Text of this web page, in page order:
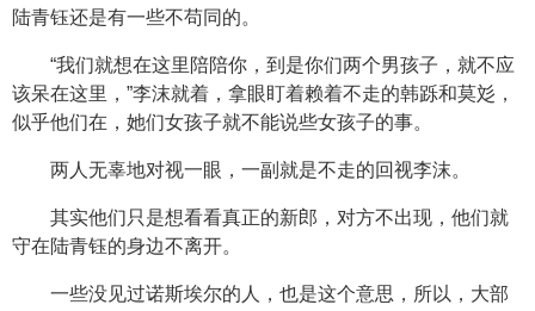
陆青钰还是有一些不苟同的。
“我们就想在这里陪陪你，到是你们两个男孩子，就不应
该呆在这里，”李沫就着，拿眼盯着赖着不走的韩跞和莫彣，
似乎他们在，她们女孩子就不能说些女孩子的事。
两人无辜地对视一眼，一副就是不走的回视李沫。
其实他们只是想看看真正的新郎，对方不出现，他们就
守在陆青钰的身边不离开。
一些没见过诺斯埃尔的人，也是这个意思，所以，大部